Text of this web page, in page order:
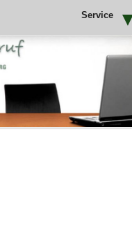
Service